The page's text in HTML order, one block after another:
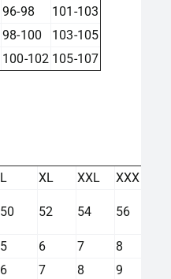
96-98
101-103
98-100
103-105
100-102 105-107
L XL XXL
XXXL
50 52 54 56
5 6 7
8
6 7 8
9